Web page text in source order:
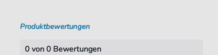
Autoren:
Walther
Seiten:
1
Produktbewertungen
0 von 0 Bewertungen